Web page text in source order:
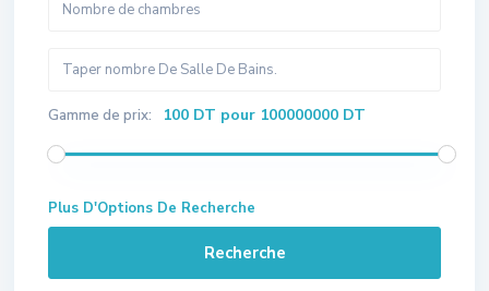
Gamme de prix: 100 DT pour 100000000 DT
Plus D'Options De Recherche
Recherche